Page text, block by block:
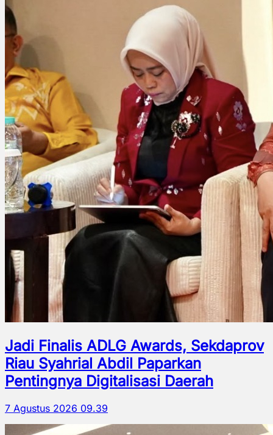
Jadi Finalis ADLG Awards, Sekdaprov
Riau Syahrial Abdil Paparkan
Pentingnya Digitalisasi Daerah
7 Agustus 2026 09.39